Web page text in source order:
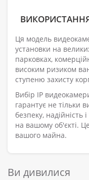
Ця модель
установки на
парковках,
високим ризиком
ступеню захисту
Вибір IP
гарантує не тільки
безпеку, надійність
на вашому об'єкті.
вашого майна.
Ви дивилися